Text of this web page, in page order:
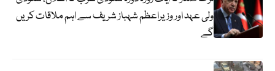
ولی عہد اور وزیراعظم شہباز شریف سے اہم ملاقات کریں
گے